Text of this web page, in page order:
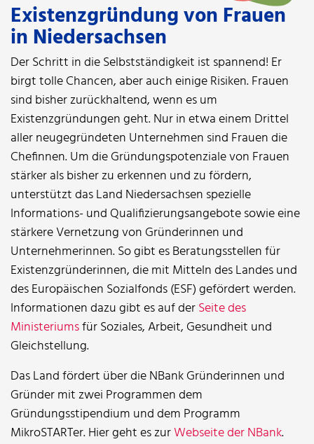
Existenzgründung von Frauen
in Niedersachsen
Der Schritt in die Selbstständigkeit ist spannend! Er
birgt tolle Chancen, aber auch einige Risiken. Frauen
sind bisher zurückhaltend, wenn es um
Existenzgründungen geht. Nur in etwa einem Drittel
aller neugegründeten Unternehmen sind Frauen die
Chefinnen. Um die Gründungspotenziale von Frauen
stärker als bisher zu erkennen und zu fördern,
unterstützt das Land Niedersachsen spezielle
Informations- und Qualifizierungsangebote sowie eine
stärkere Vernetzung von Gründerinnen und
Unternehmerinnen. So gibt es Beratungsstellen für
Existenzgründerinnen, die mit Mitteln des Landes und
des Europäischen Sozialfonds (ESF) gefördert werden.
Informationen dazu gibt es auf derSeite des
Ministeriumsfür Soziales, Arbeit, Gesundheit und
Gleichstellung.
Das Land fördert über die NBank Gründerinnen und
Gründer mit zwei Programmen dem
Gründungsstipendium und dem Programm
MikroSTARTer. Hier geht es zurWebseite der NBank.